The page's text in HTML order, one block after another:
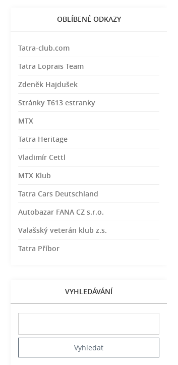
OBLÍBENÉ ODKAZY
Tatra-club.com
Tatra Loprais Team
Zdeněk Hajdušek
Stránky T613 estranky
MTX
Tatra Heritage
Vladimír Cettl
MTX Klub
Tatra Cars Deutschland
Autobazar FANA CZ s.r.o.
Valašský veterán klub z.s.
Tatra Příbor
VYHLEDÁVÁNÍ